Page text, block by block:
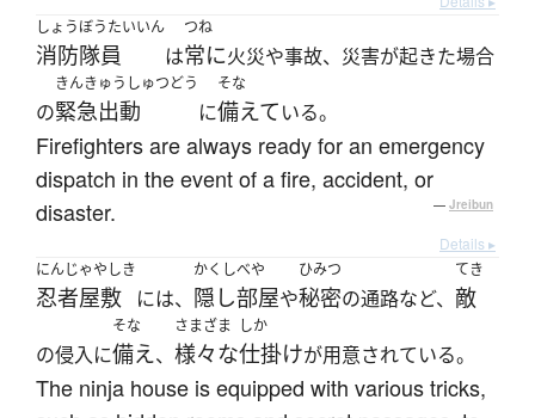
しょうぼうたいいん
消防隊員 は
つね
常に火災や事故、災害が起きた場合
の
きんきゅうしゅつどう
緊急出動 に
そな
備えている。
Firefighters are always ready for an emergency
dispatch in the event of a fire, accident, or
disaster.
— Jreibun
Details ▸
にんじゃやしき
忍者屋敷 には、
かくしべや
隠し部屋や
ひみつ
秘密の通路など、
てき
敵
の侵入に
そな
備え、
さまざま
様々な
しか
仕掛けが用意されている。
The ninja house is equipped with various tricks,